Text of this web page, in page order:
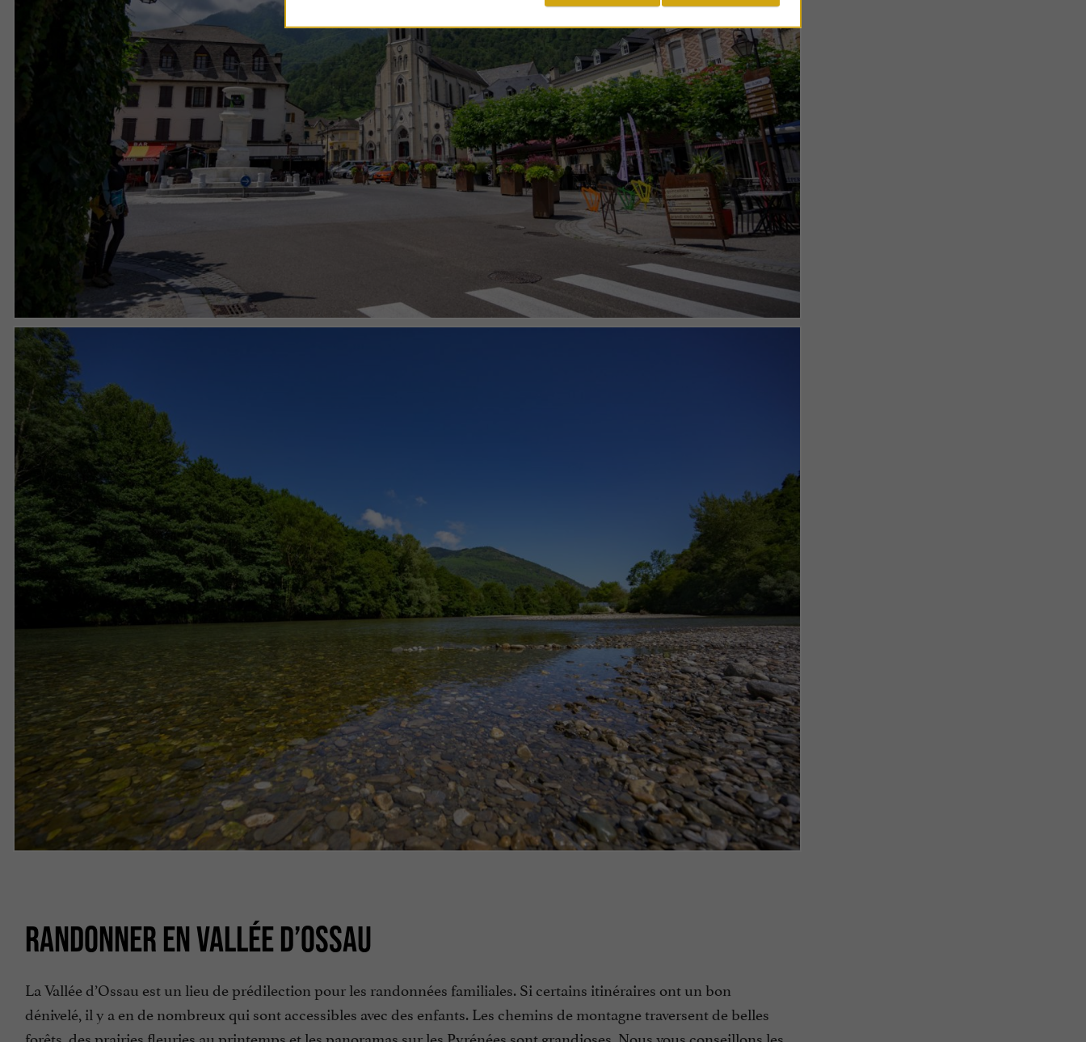
RANDONNER EN VALLÉE D’OSSAU
La Vallée d’Ossau est un lieu de prédilection pour les randonnées familiales. Si certains itinéraires ont un bon
dénivelé, il y a en de nombreux qui sont accessibles avec des enfants. Les chemins de montagne traversent de belles
forêts, des prairies fleuries au printemps et les panoramas sur les Pyrénées sont grandioses. Nous vous conseillons les